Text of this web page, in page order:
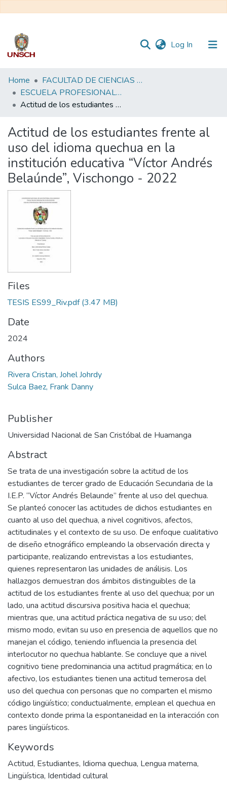
Log In (current)
Communities
&
Collections
Statistics
Home
FACULTAD DE CIENCIAS DE LA EDUCACIÓN
ESCUELA PROFESIONAL DE EDUCACIÓN SECUNDARIA
Actitud de los estudiantes frente al uso del idioma quechua en la institución educativa “Víctor Andrés Belaúnde”, Vischongo - 2022
Actitud de los estudiantes frente al
uso del idioma quechua en la
institución educativa “Víctor Andrés
Belaúnde”, Vischongo - 2022
Files
TESIS ES99_Riv.pdf(3.47 MB)
Date
2024
Authors
Rivera Cristan, Johel Johrdy
Sulca Baez, Frank Danny
Publisher
Universidad Nacional de San Cristóbal de Huamanga
Abstract
Se trata de una investigación sobre la actitud de los
estudiantes de tercer grado de Educación Secundaria de la
I.E.P. “Víctor Andrés Belaunde” frente al uso del quechua.
Se planteó conocer las actitudes de dichos estudiantes en
cuanto al uso del quechua, a nivel cognitivos, afectos,
actitudinales y el contexto de su uso. De enfoque cualitativo
de diseño etnográfico empleando la observación directa y
participante, realizando entrevistas a los estudiantes,
quienes representaron las unidades de análisis. Los
hallazgos demuestran dos ámbitos distinguibles de la
actitud de los estudiantes frente al uso del quechua; por un
lado, una actitud discursiva positiva hacia el quechua;
mientras que, una actitud práctica negativa de su uso; del
mismo modo, evitan su uso en presencia de aquellos que no
manejan el código, teniendo influencia la presencia del
interlocutor no quechua hablante. Se concluye que a nivel
cognitivo tiene predominancia una actitud pragmática; en lo
afectivo, los estudiantes tienen una actitud temerosa del
uso del quechua con personas que no comparten el mismo
código lingüístico; conductualmente, emplean el quechua en
contexto donde prima la espontaneidad en la interacción con
pares lingüísticos.
Keywords
Actitud, Estudiantes, Idioma quechua, Lengua materna,
Lingüística, Identidad cultural